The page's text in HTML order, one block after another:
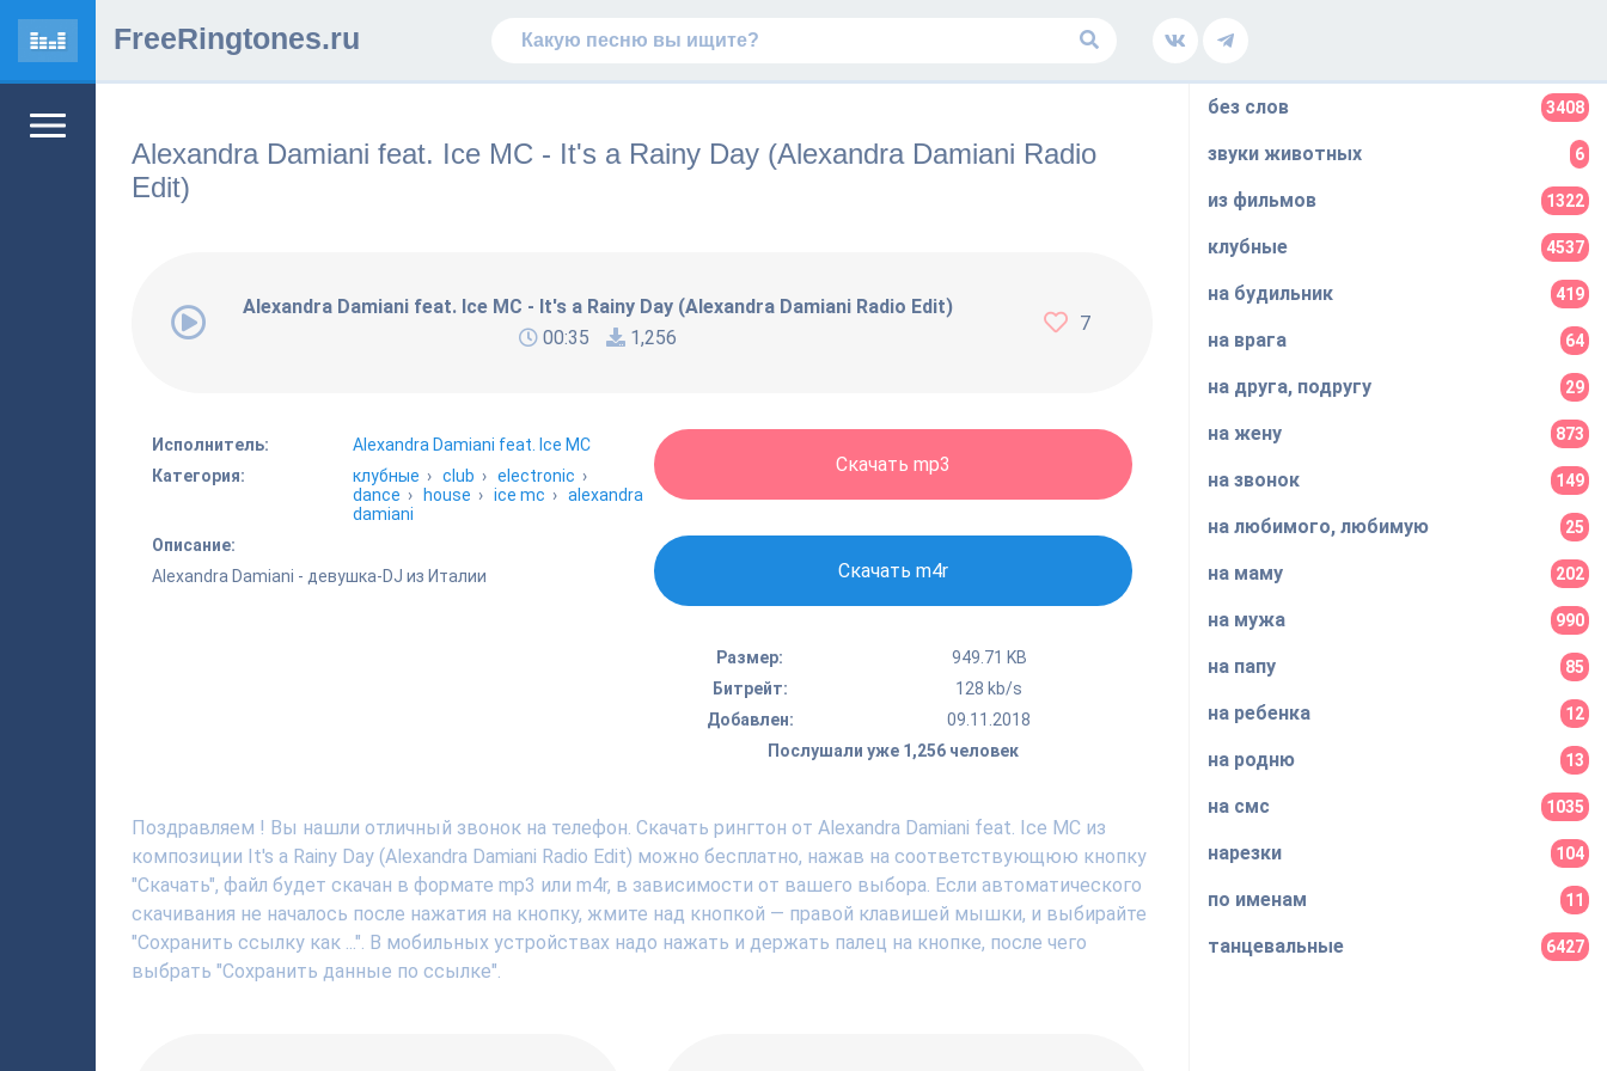
FreeRingtones.ru
Alexandra Damiani feat. Ice MC - It's a Rainy Day (Alexandra Damiani Radio
Edit)
Alexandra Damiani feat. Ice MC - It's a Rainy Day (Alexandra Damiani Radio Edit)
00:35
1,256
7
Исполнитель:
Alexandra Damiani feat. Ice MC
Категория:
клубные › club › electronic ›
dance › house › ice mc › alexandra
damiani
Описание:
Alexandra Damiani - девушка-DJ из Италии
Скачать mp3
Скачать m4r
Размер:
949.71 KB
Битрейт:
128 kb/s
Добавлен:
09.11.2018
Послушали уже 1,256 человек
Поздравляем ! Вы нашли отличный звонок на телефон. Скачать рингтон от Alexandra Damiani feat. Ice MC из
композиции It's a Rainy Day (Alexandra Damiani Radio Edit) можно бесплатно, нажав на соответствующюю кнопку
"Скачать", файл будет скачан в формате mp3 или m4r, в зависимости от вашего выбора. Если автоматического
скачивания не началось после нажатия на кнопку, жмите над кнопкой — правой клавишей мышки, и выбирайте
"Сохранить ссылку как ...". В мобильных устройствах надо нажать и держать палец на кнопке, после чего
выбрать "Сохранить данные по ссылке".
без слов 3408
звуки животных 6
из фильмов 1322
клубные 4537
на будильник 419
на врага 64
на друга, подругу 29
на жену 873
на звонок 149
на любимого, любимую 25
на маму 202
на мужа 990
на папу 85
на ребенка 12
на родню 13
на смс 1035
нарезки 104
по именам 11
танцевальные 6427